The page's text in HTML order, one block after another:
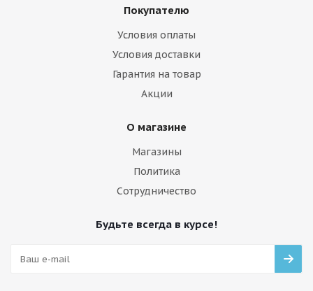
Покупателю
Условия оплаты
Условия доставки
Гарантия на товар
Акции
О магазине
Магазины
Политика
Сотрудничество
Будьте всегда в курсе!